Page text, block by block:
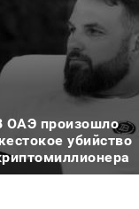
ОАЭ произошло
убийство